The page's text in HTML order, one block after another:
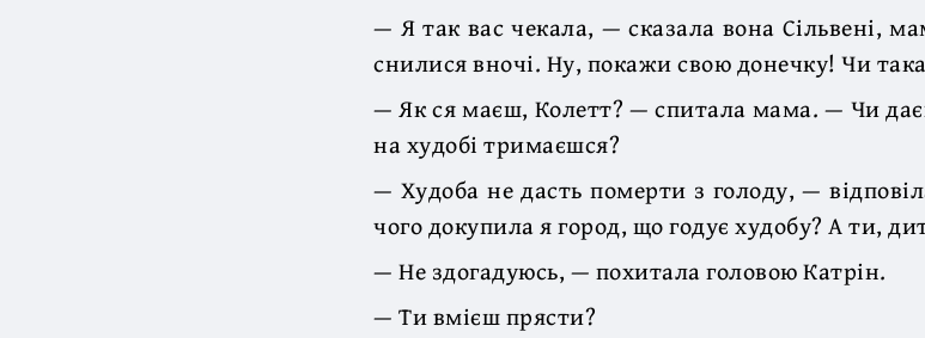
— Я так вас чекала, — сказала вона Сільвені,
снилися вночі. Ну, покажи свою донечку! Чи
— Як ся маєш, Колетт? — спитала мама. — Чи
на худобі тримаєшся?
— Худоба не дасть померти з голоду, —
чого докупила я город, що годує худобу? А ти,
— Не здогадуюсь, — похитала головою Катрін.
— Ти вмієш прясти?